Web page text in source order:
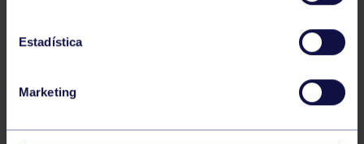
Estadística
Marketing
JAVIER HERRERO SUAREZ